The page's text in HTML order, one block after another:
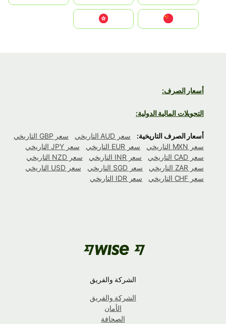
أسعار الصرف:
التحويلات المالية الدولية:
أسعار الصرف التاريخية: سعر AUD التاريخي
سعر GBP التاريخي
سعر MXN التاريخي
سعر EUR التاريخي
سعر JPY التاريخي
سعر CAD التاريخي
سعر INR التاريخي
سعر NZD التاريخي
سعر ZAR التاريخي
سعر SGD التاريخي
سعر USD التاريخي
سعر CHF التاريخي
سعر IDR التاريخي
الشركة والفريق
الشركة والفريق
الأمان
الصحافة